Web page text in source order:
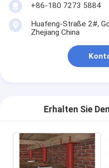
+86-180 7273 5884
Huafeng-Straße 2#,
Zhejiang China
Erhalten Sie